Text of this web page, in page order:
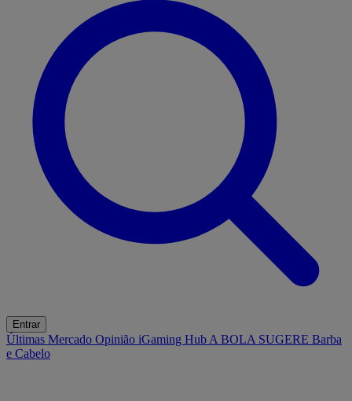
Entrar
Últimas Mercado Opinião iGaming Hub A BOLA SUGERE Barba
e Cabelo